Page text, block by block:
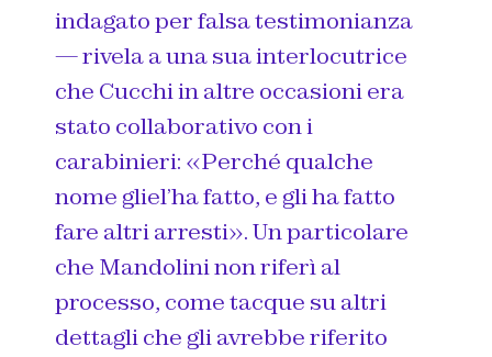
indagato per falsa testimonianza
— rivela a una sua interlocutrice
che Cucchi in altre occasioni era
stato collaborativo con i
carabinieri: «Perché qualche
nome gliel’ha fatto, e gli ha fatto
fare altri arresti». Un particolare
che Mandolini non riferì al
processo, come tacque su altri
dettagli che gli avrebbe riferito